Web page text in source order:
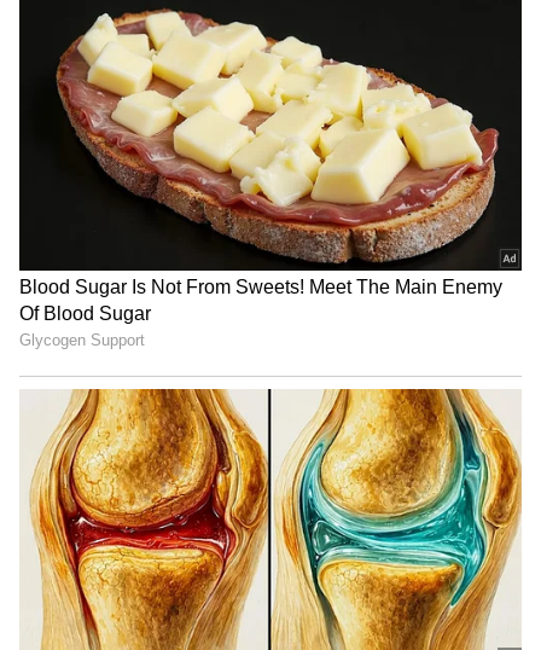
తమిళనాడు బడ్జెట్ విజయ్ ఆసక్తికర
కేటాయింపులు | Tamil Nadu CM Vijay
Mega Budget 2026